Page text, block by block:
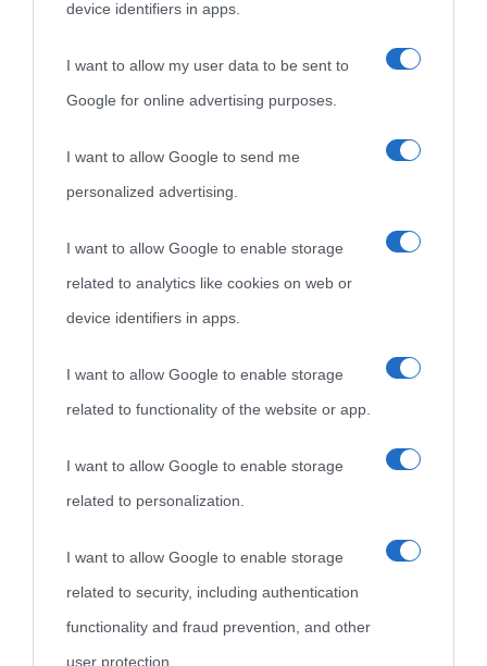
device identifiers in apps.
I want to allow my user data to be sent to
Google for online advertising purposes.
I want to allow Google to send me
personalized advertising.
I want to allow Google to enable storage
related to analytics like cookies on web or
device identifiers in apps.
I want to allow Google to enable storage
related to functionality of the website or app.
I want to allow Google to enable storage
related to personalization.
I want to allow Google to enable storage
related to security, including authentication
functionality and fraud prevention, and other
user protection.
nell'avversa.» (Aristotele -Frasi sulla cultura)
Biografie di
Biografie più
visitate
Indice dei nomi
Categorie
Ricorrenze
Onomastico
Film biografici
Aforismi
Mappa del sito
Privacy policy
Pubblicità
Contatti